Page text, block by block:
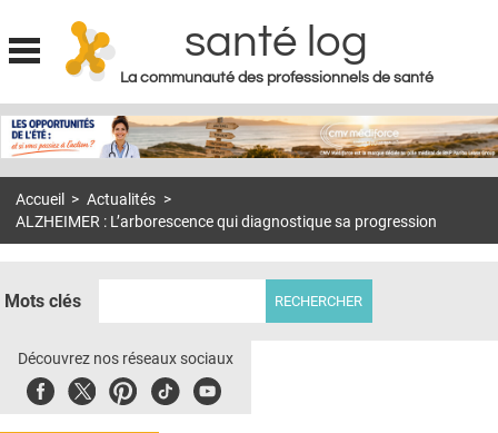
Jump to navigation
santé log
La communauté des professionnels de santé
MON COMPTE
S'ABONNER À LA REVUE SOIN À DOMICILE
DOSSIERS
E-REVUE SAD
Accueil > Actualités >
ALZHEIMER : L’arborescence qui diagnostique sa progression
Mots clés
Découvrez nos réseaux sociaux
FacebookTwitterPinterest
TiktokYoubute